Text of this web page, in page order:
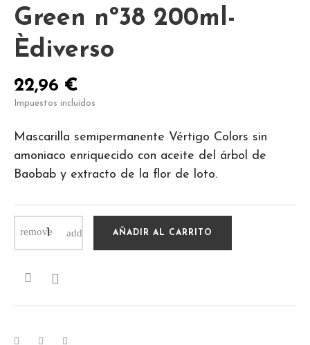
Green nº38 200ml-
Èdiverso
22,96 €
Impuestos incluidos
Mascarilla semipermanente Vértigo Colors sin
amoniaco enriquecido con aceite del árbol de
Baobab y extracto de la flor de loto.
AÑADIR AL CARRITO
